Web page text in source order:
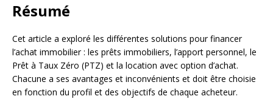
Résumé
Cet article a exploré les différentes solutions pour financer
l’achat immobilier : les prêts immobiliers, l’apport personnel, le
Prêt à Taux Zéro (PTZ) et la location avec option d’achat.
Chacune a ses avantages et inconvénients et doit être choisie
en fonction du profil et des objectifs de chaque acheteur.